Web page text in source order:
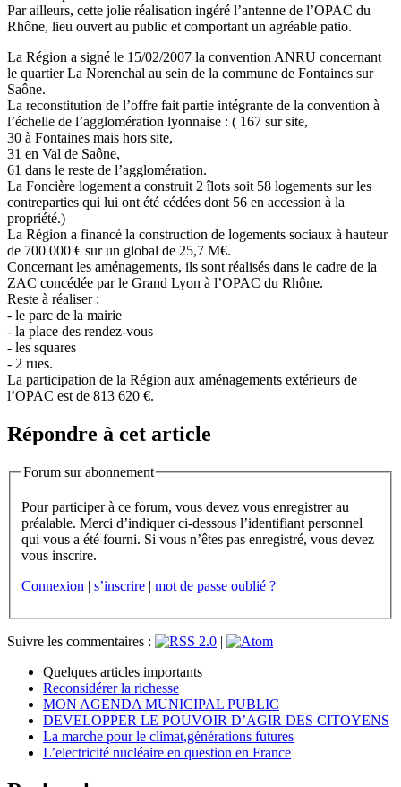
Par ailleurs, cette jolie réalisation ingéré l’antenne de l’OPAC du
Rhône, lieu ouvert au public et comportant un agréable patio.
La Région a signé le 15/02/2007 la convention ANRU concernant
le quartier La Norenchal au sein de la commune de Fontaines sur
Saône.
La reconstitution de l’offre fait partie intégrante de la convention à
l’échelle de l’agglomération lyonnaise : ( 167 sur site,
30 à Fontaines mais hors site,
31 en Val de Saône,
61 dans le reste de l’agglomération.
La Foncière logement a construit 2 îlots soit 58 logements sur les
contreparties qui lui ont été cédées dont 56 en accession à la
propriété.)
La Région a financé la construction de logements sociaux à hauteur
de 700 000 € sur un global de 25,7 M€.
Concernant les aménagements, ils sont réalisés dans le cadre de la
ZAC concédée par le Grand Lyon à l’OPAC du Rhône.
Reste à réaliser :
- le parc de la mairie
- la place des rendez-vous
- les squares
- 2 rues.
La participation de la Région aux aménagements extérieurs de
l’OPAC est de 813 620 €.
Répondre à cet article
Forum sur abonnement
Pour participer à ce forum, vous devez vous enregistrer au
préalable. Merci d’indiquer ci-dessous l’identifiant personnel
qui vous a été fourni. Si vous n’êtes pas enregistré, vous devez
vous inscrire.
Connexion | s’inscrire | mot de passe oublié ?
Suivre les commentaires :
|
Quelques articles importants
Reconsidérer la richesse
MON AGENDA MUNICIPAL PUBLIC
DEVELOPPER LE POUVOIR D’AGIR DES CITOYENS
La marche pour le climat,générations futures
L’electricité nucléaire en question en France